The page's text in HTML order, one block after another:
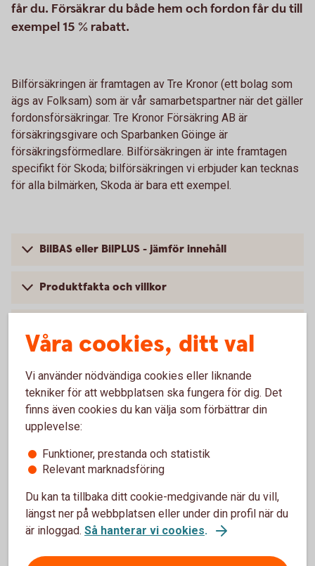
får du. Försäkrar du både hem och fordon får du till
exempel 15 % rabatt.
Bilförsäkringen är framtagen av Tre Kronor (ett bolag som
ägs av Folksam) som är vår samarbetspartner när det gäller
fordonsförsäkringar. Tre Kronor Försäkring AB är
försäkringsgivare och Sparbanken Göinge är
försäkringsförmedlare. Bilförsäkringen är inte framtagen
specifikt för Skoda; bilförsäkringen vi erbjuder kan tecknas
för alla bilmärken, Skoda är bara ett exempel.
BilBAS eller BilPLUS - jämför innehåll
Produktfakta och villkor
Vanliga frågor om att försäkra
Skoda
Trafik, hel och halv – vad är det för skillnad på
När slutar den tidigare ägarens försäkring att
gälla?
Våra cookies, ditt val
Vi använder nödvändiga cookies eller liknande
tekniker för att webbplatsen ska fungera för dig. Det
finns även cookies du kan välja som förbättrar din
upplevelse:
Funktioner, prestanda och statistik
Relevant marknadsföring
Du kan ta tillbaka ditt cookie-medgivande när du vill,
längst ner på webbplatsen eller under din profil när du
är inloggad. Så hanterar vi cookies.